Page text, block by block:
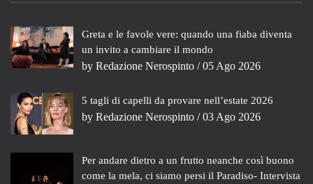
Greta e le favole vere: quando una fiaba diventa
un invito a cambiare il mondo
by Redazione Nerospinto / 05 Ago 2026
5 tagli di capelli da provare nell’estate 2026
by Redazione Nerospinto / 03 Ago 2026
Per andare dietro a un frutto neanche così buono
come la mela, ci siamo persi il Paradiso- Intervista